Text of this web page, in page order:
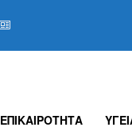
ΕΠΙΚΑΙΡΟΤΗΤΑ